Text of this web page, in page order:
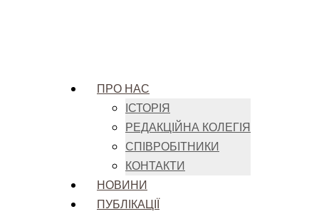
ПРО НАС
ІСТОРІЯ
РЕДАКЦІЙНА КОЛЕГІЯ
СПІВРОБІТНИКИ
КОНТАКТИ
НОВИНИ
ПУБЛІКАЦІЇ